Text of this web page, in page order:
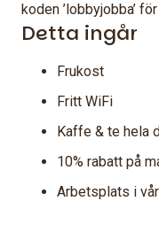
koden ’lobbyjobba’
Detta ingår
Frukost
Fritt WiFi
Kaffe & te hela
10% rabatt på
Arbetsplats i